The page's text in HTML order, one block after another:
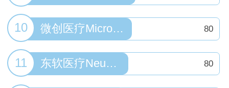
10 微创医疗MicroPort 80
11 东软医疗Neusoft 80